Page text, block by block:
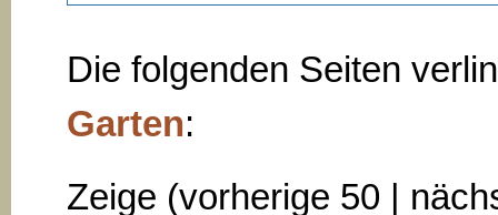
Die folgenden Seiten
Garten:
Zeige (vorherige 50 |